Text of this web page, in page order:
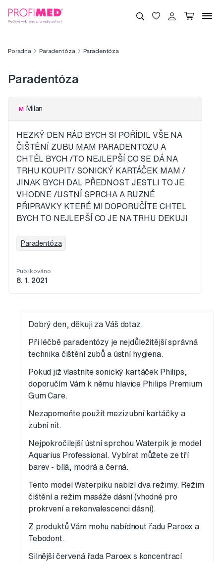
Poradna Paradentóza Paradentóza
Paradentóza
M Milan
HEZKÝ DEN RÁD BYCH SI POŘÍDIL VŠE NA
ČIŠTĚNÍ ZUBU MAM PARADENTOZU A
CHTĚL BYCH /TO NEJLEPŠÍ CO SE DÁ NA
TRHU KOUPIT/ SONICKÝ KARTÁČEK MAM /
JINAK BYCH DAL PŘEDNOST JESTLI TO JE
VHODNE /USTNÍ SPRCHA A RUZNÉ
PŘIPRAVKY KTERÉ MI DOPORUČÍTE CHTEL
BYCH TO NEJLEPŠÍ CO JE NA TRHU DEKUJI
Paradentóza
Publikováno
8. 1. 2021
Dobrý den, děkuji za Váš dotaz.
Při léčbě paradentózy je nejdůležitější správná
technika čištění zubů a ústní hygiena.
Pokud již vlastníte sonický kartáček Philips,
doporučím Vám k němu hlavice Philips Premium
Gum Care.
Nezapomeňte použít mezizubní kartáčky a
zubní nit.
Nejpokročilejší ústní sprchou Waterpik je model
Aquarius Professional. Vybírat můžete ze tří
barev - bílá, modrá a černá.
Tento model Waterpiku nabízí dva režimy. Režim
čištění a režim masáže dásní (vhodné pro
prokrvení a rekonvalescenci dásní).
Z produktů Vám mohu nabídnout řadu Paroex a
Tebodont.
Silnější červená řada Paroex s koncentrací